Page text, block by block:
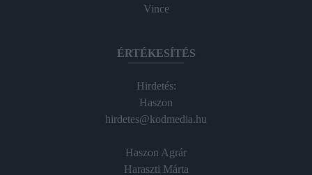
Vince
ÉRTÉKESÍTÉS
Hirdetés:
Haszon
hirdetes@kodmedia.hu
Haszon Agrár
Haraszti Márta